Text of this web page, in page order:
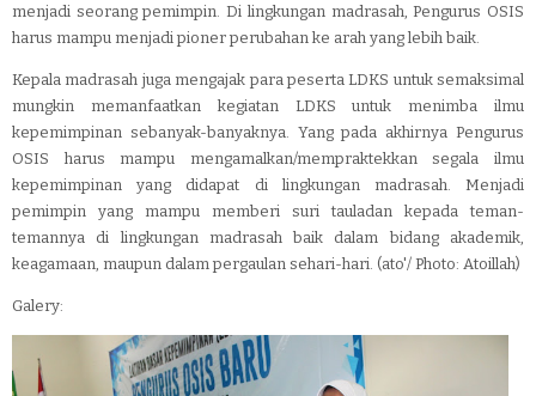
menjadi seorang pemimpin. Di lingkungan madrasah, Pengurus OSIS
harus mampu menjadi pioner perubahan ke arah yang lebih baik.
Kepala madrasah juga mengajak para peserta LDKS untuk semaksimal
mungkin memanfaatkan kegiatan LDKS untuk menimba ilmu
kepemimpinan sebanyak-banyaknya. Yang pada akhirnya Pengurus
OSIS harus mampu mengamalkan/mempraktekkan segala ilmu
kepemimpinan yang didapat di lingkungan madrasah. Menjadi
pemimpin yang mampu memberi suri tauladan kepada teman-
temannya di lingkungan madrasah baik dalam bidang akademik,
keagamaan, maupun dalam pergaulan sehari-hari. (ato'/ Photo: Atoillah)
Galery: